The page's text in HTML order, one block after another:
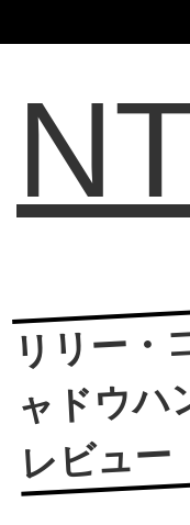
リリー・
ャドウハ
レビュー